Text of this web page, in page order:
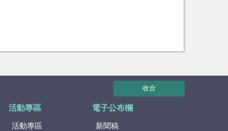
收合
活動專區
活動專區
電子公布欄
新聞稿